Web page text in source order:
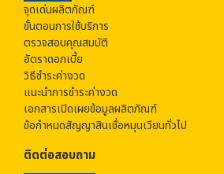
จุดเด่นผลิตภัณฑ์
ขั้นตอนการใช้บริการ
ตรวจสอบคุณสมบัติ
อัตราดอกเบี้ย
วิธีชำระค่างวด
แนะนำการชำระค่างวด
เอกสารเปิดเผยข้อมูลผลิตภัณฑ์
ข้อกำหนดสัญญาสินเชื่อหมุนเวียนทั่วไป
ติดต่อสอบถาม